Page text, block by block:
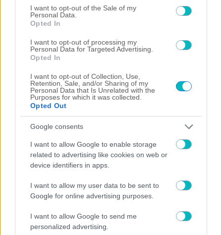
consent section.
I want to opt-out of the Sale of my
Personal Data.
Opted In
I want to opt-out of processing my
Personal Data for Targeted Advertising.
Opted In
I want to opt-out of Collection, Use,
Retention, Sale, and/or Sharing of my
Personal Data that Is Unrelated with the
Purposes for which it was collected.
Opted Out
Google consents
I want to allow Google to enable storage
related to advertising like cookies on web or
device identifiers in apps.
I want to allow my user data to be sent to
Google for online advertising purposes.
I want to allow Google to send me
personalized advertising.
ΠΟΔΟΣΦΑΙΡΟ ΑΕΚ
ΑΕΚ: Συνάντηση κορυφής Ηλιόπουλου, Νίκολιτς και